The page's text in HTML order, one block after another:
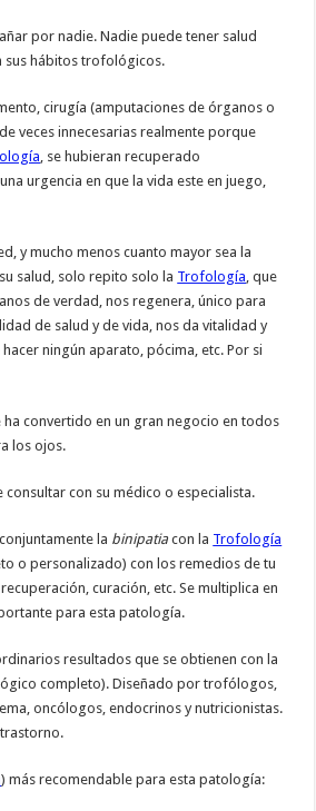
por nadie. Nadie puede tener salud
sus hábitos trofológicos.
cirugía (amputaciones de órganos o
veces innecesarias realmente porque
, se hubieran recuperado
urgencia en que la vida este en juego,
y mucho menos cuanto mayor sea la
salud, solo repito solo la Trofología, que
de verdad, nos regenera, único para
de salud y de vida, nos da vitalidad y
ningún aparato, pócima, etc. Por si
ha convertido en un gran negocio en todos
los ojos.
consultar con su médico o especialista.
la binipatiacon la Trofología
o personalizado) con los remedios de tu
curación, etc. Se multiplica en
para esta patología.
resultados que se obtienen con la
completo). Diseñado por trofólogos,
oncólogos, endocrinos y nutricionistas.
) más recomendable para esta patología: